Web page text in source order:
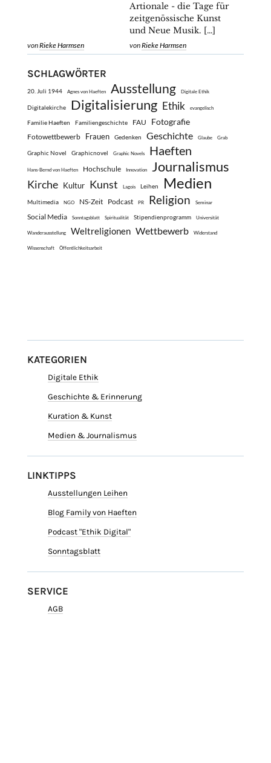
vonRieke Harmsen
Artionale - die Tage für
zeitgenössische Kunst
und Neue Musik. […]
vonRieke Harmsen
SCHLAGWÖRTER
20. Juli 1944 Agnes von Haeften Ausstellung Digitale Ethik
Digitalekirche Digitalisierung Ethik evangelisch
Familie Haeften Familiengeschichte FAU Fotografie
Fotowettbewerb Frauen Gedenken Geschichte Glaube Grab
Graphic Novel Graphicnovel Graphic Novels Haeften
Hans-Bernd von Haeften Hochschule Innovation Journalismus
Kirche Kultur Kunst Lagois Leihen Medien
Multimedia NGO NS-Zeit Podcast PR Religion Seminar
Social Media Sonntagsblatt Spiritualität Stipendienprogramm Universität
Wanderausstellung Weltreligionen Wettbewerb Widerstand
Wissenschaft Öffentlichkeitsarbeit
KATEGORIEN
Digitale Ethik
Geschichte & Erinnerung
Kuration & Kunst
Medien & Journalismus
LINKTIPPS
Ausstellungen Leihen
Blog Family von Haeften
Podcast "Ethik Digital"
Sonntagsblatt
SERVICE
AGB